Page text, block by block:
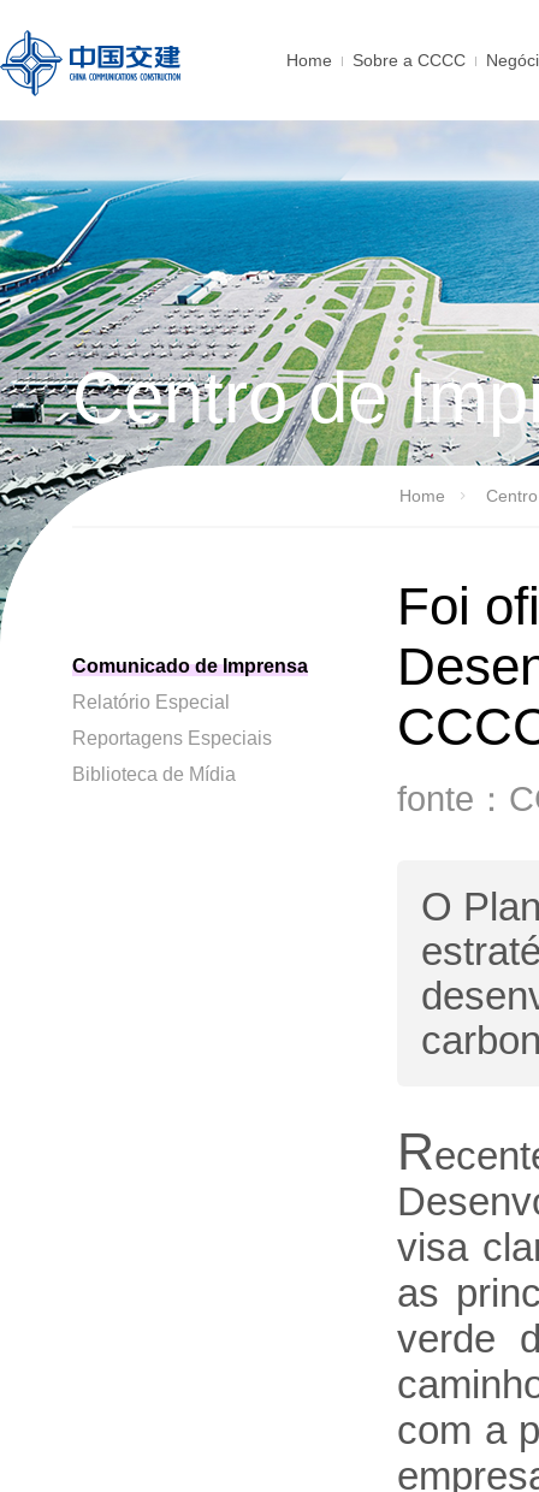
Home Sobre a CCCC
Centro de
Home
Comunicado de Imprensa
Relatório Especial
Reportagens Especiais
Biblioteca de Mídia
Foi
fonte：
O
R
visa
as
verde
com a